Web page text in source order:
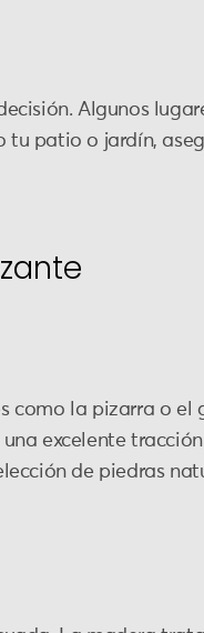
Algunos
tu patio o jardín,
como la pizarra o el
excelente
de piedras